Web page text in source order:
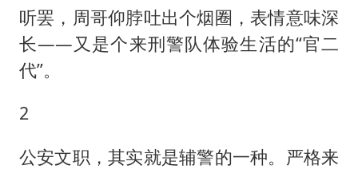
听罢，周哥仰脖吐出个烟圈，表情意味深
长——又是个来刑警队体验生活的“官二
代”。
2
公安文职，其实就是辅警的一种。严格来